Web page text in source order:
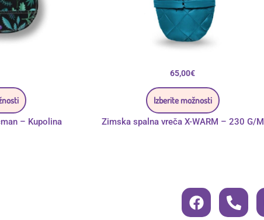
– Kupolina
65,00€
Izberite možnosti
Zimska spalna vreča X-WARM – 230 G/M
F
a
h